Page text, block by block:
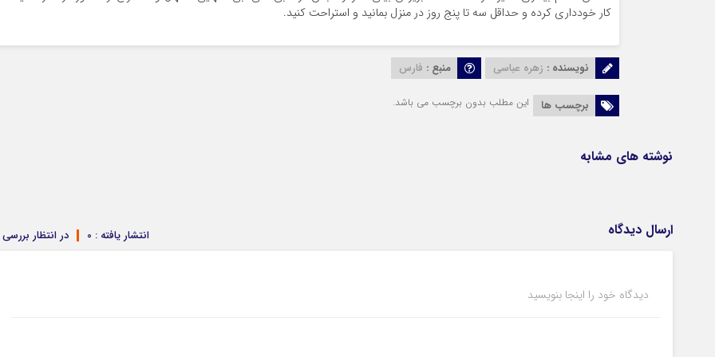
کار خودداری کرده و حداقل سه تا پنج روز در منزل بمانید و استراحت کنید.
نویسنده : زهره عباسی منبع : فارس
برچسب ها این مطلب بدون برچسب می باشد.
نوشته های مشابه
ارسال دیدگاه در انتظار بررسی انتشار یافته : 0
دیدگاه خود را اینجا بنویسید